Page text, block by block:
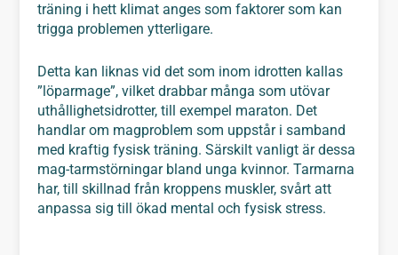
träning i hett klimat anges som faktorer som kan
trigga problemen ytterligare.
Detta kan liknas vid det som inom idrotten kallas
”löparmage”, vilket drabbar många som utövar
uthållighetsidrotter, till exempel maraton. Det
handlar om magproblem som uppstår i samband
med kraftig fysisk träning. Särskilt vanligt är dessa
mag-tarmstörningar bland unga kvinnor. Tarmarna
har, till skillnad från kroppens muskler, svårt att
anpassa sig till ökad mental och fysisk stress.